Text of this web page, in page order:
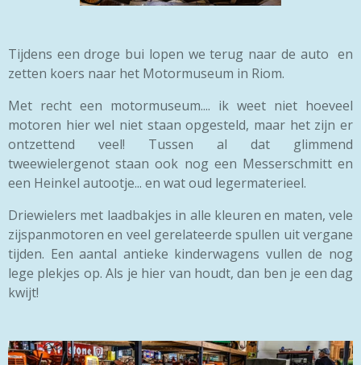
Tijdens een droge bui lopen we terug naar de auto en
zetten koers naar het Motormuseum in Riom.
Met recht een motormuseum.... ik weet niet hoeveel
motoren hier wel niet staan opgesteld, maar het zijn er
ontzettend veel! Tussen al dat glimmend
tweewielergenot staan ook nog een Messerschmitt en
een Heinkel autootje... en wat oud legermaterieel.
Driewielers met laadbakjes in alle kleuren en maten, vele
zijspanmotoren en veel gerelateerde spullen uit vergane
tijden. Een aantal antieke kinderwagens vullen de nog
lege plekjes op. Als je hier van houdt, dan ben je een dag
kwijt!